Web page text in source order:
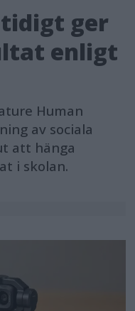
ger
enligt
Human
av sociala
att hänga
i skolan.